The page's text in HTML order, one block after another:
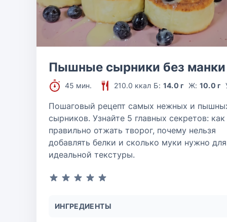
Пышные сырники без манки
45 мин. 210.0 ккал Б: 14.0 г Ж: 10.0 г
Пошаговый рецепт самых нежных и
сырников. Узнайте 5 главных секретов: как
правильно отжать творог, почему нельзя
добавлять белки и сколько муки нужно для
идеальной текстуры.
ИНГРЕДИЕНТЫ